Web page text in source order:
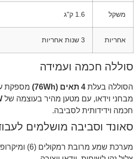
משקל ‎1.6 ק"ג
אחריות 3 שנות אחריות
סוללה חכמה ועמידה
הסוללה בעלת 4 תאים (76Wh) מספקת
מבחני וידאו, עם מטען מהיר בעוצמה של
חכמה וידידותית לסביבה.
סאונד וסביבה מושלמים